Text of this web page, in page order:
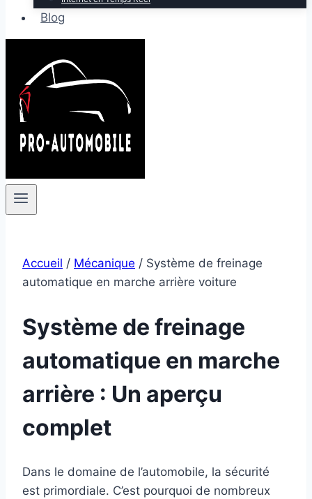
Blog
Accueil / Mécanique / Système de freinage
automatique en marche arrière voiture
Système de freinage
automatique en marche
arrière : Un aperçu
complet
Dans le domaine de l’automobile, la sécurité
est primordiale. C’est pourquoi de nombreux